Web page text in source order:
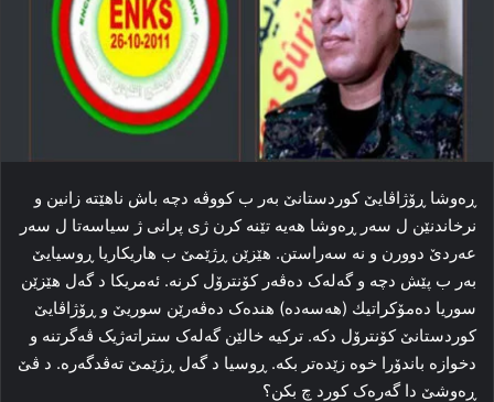
ڕه‌وشا ڕۆژاڤایێ کوردستانێ به‌ر ب کووڤه‌ دچه‌ باش ناھێتە زانین و
نرخاندنێن ل سه‌ر ڕه‌وشا هه‌یە تێنه‌ کرن ژی پرانی ژ سیاسه‌تا ل سه‌ر
عه‌ردێ دوورن و نه‌ سه‌راستن. هێزێن ڕژێمێ ب ھاریكاریا ڕوسیایێ
بەر ب پێش دچە و گه‌له‌ک دەڤەر كۆنترۆل كرنە. ئەمریکا د گه‌ل ھێزێن
سوریا دەمۆكراتیك (هەسەدە) هنده‌ک ده‌ڤه‌رێن سوریێ و ڕۆژاڤایێ
کوردستانێ کۆنترۆل دکه‌. ترکیه‌ خالێن گه‌له‌ک ستراته‌ژیک ڤه‌گرتنه‌ و
دخوازه‌ باندۆرا خوه‌ زێده‌تر بکه‌. ڕوسیا د گه‌ل ڕژێمێ ته‌ڤدگه‌ره‌. د ڤێ
ڕه‌وشێ دا گه‌ره‌ک کورد چ بکن؟